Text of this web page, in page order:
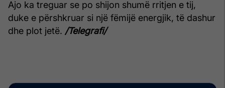
Ajo ka treguar se po shijon shumë rritjen e tij,
duke e përshkruar si një fëmijë energjik, të dashur
dhe plot jetë. /Telegrafi/